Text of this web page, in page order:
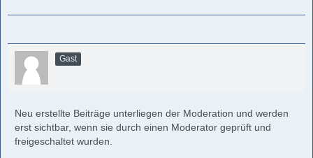
Gast
Neu erstellte Beiträge unterliegen der Moderation und werden
erst sichtbar, wenn sie durch einen Moderator geprüft und
freigeschaltet wurden.